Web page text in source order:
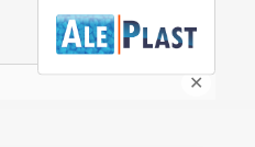
✕